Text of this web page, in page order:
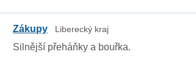
Zákupy Liberecký kraj
Silnější přeháňky a bouřka.